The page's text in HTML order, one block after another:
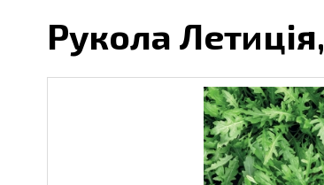
Рукола Летиція,